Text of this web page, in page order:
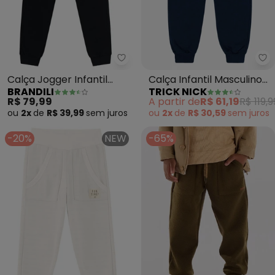
Brandili - Calça Jogger Infantil
Calça Jogger Infantil
Menino em Moletinho
(Preto)
BRANDILI
R$ 79,99
ou 2x de R$ 39,99 sem juros
Calça Infantil Masculino
Moletom (Azul)
TRICK NICK
A partir deR$ 61,19R$
ou 2x de R$ 30,59 sem juros
-20% NEW -65%